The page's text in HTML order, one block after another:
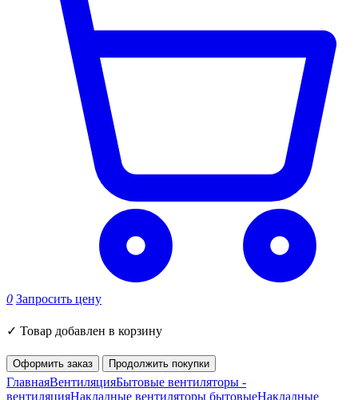
0 Запросить цену
✓ Товар добавлен в корзину
Оформить заказ Продолжить покупки
ГлавнаяВентиляцияБытовые вентиляторы -
вентиляцияНакладные вентиляторы бытовыеНакладные